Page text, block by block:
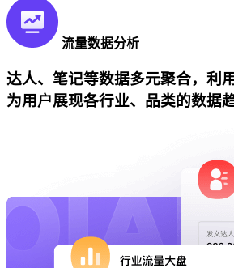
流量数据分析
达人、笔记等数据多元聚合，利
为用户展现各行业、品类的数据趋